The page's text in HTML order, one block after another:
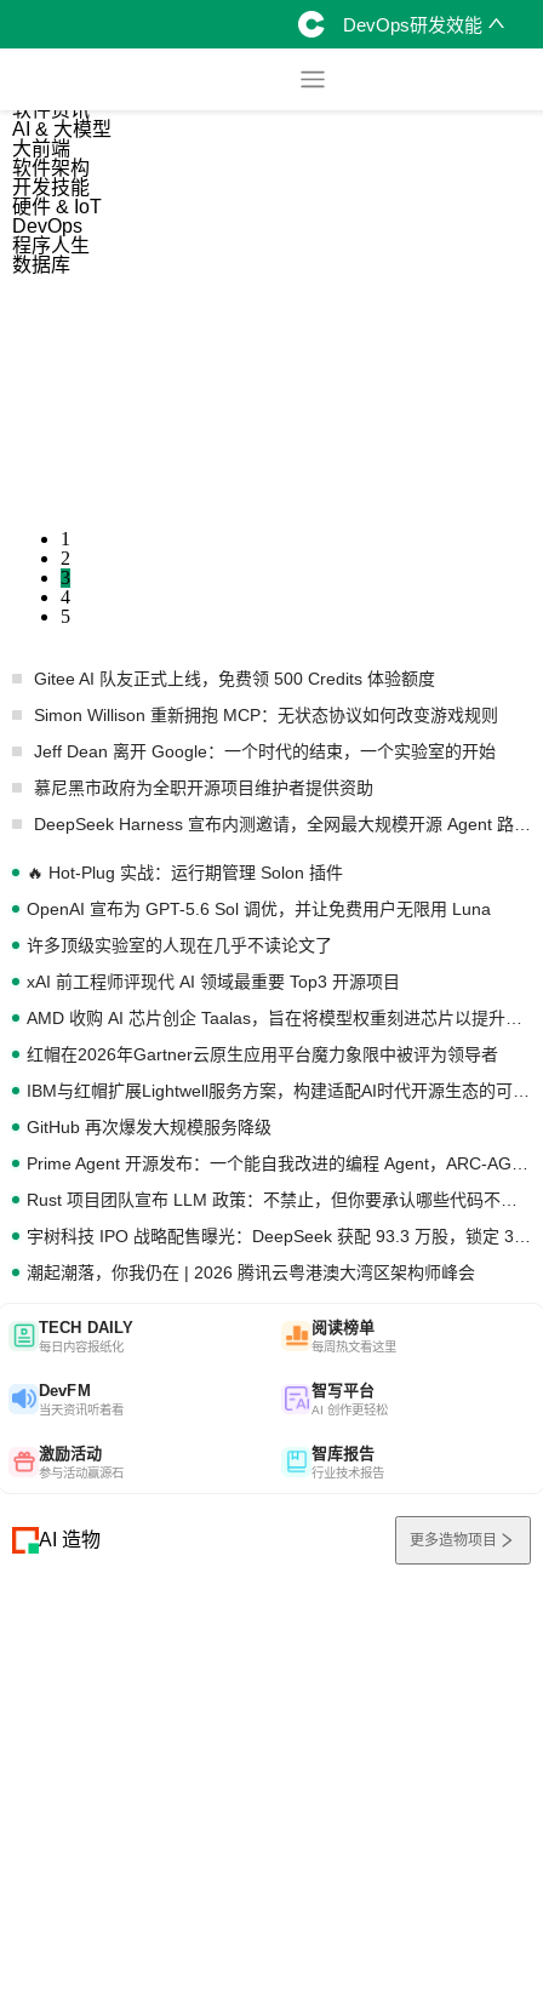
DevOps研发效能
软件资讯
AI & 大模型
大前端
软件架构
开发技能
硬件 & IoT
DevOps
程序人生
数据库
1
2
3
4
5
Gitee AI 队友正式上线，免费领 500 Credits 体验额度
Simon Willison 重新拥抱 MCP：无状态协议如何改变游戏规则
Jeff Dean 离开 Google：一个时代的结束，一个实验室的开始
慕尼黑市政府为全职开源项目维护者提供资助
🔥 Hot-Plug 实战：运行期管理 Solon 插件
OpenAI 宣布为 GPT-5.6 Sol 调优，并让免费用户无限用 Luna
许多顶级实验室的人现在几乎不读论文了
xAI 前工程师评现代 AI 领域最重要 Top3 开源项目
红帽在2026年Gartner云原生应用平台魔力象限中被评为领导者
GitHub 再次爆发大规模服务降级
潮起潮落，你我仍在 | 2026 腾讯云粤港澳大湾区架构师峰会
TECH DAILY
每日内容报纸化
阅读榜单
每周热文看这里
DevFM
当天资讯听着看
智写平台
AI 创作更轻松
激励活动
参与活动赢源石
智库报告
行业技术报告
AI 造物 更多造物项目